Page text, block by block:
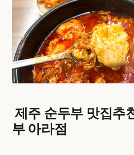
제주 순두부 맛집추
부 아라점